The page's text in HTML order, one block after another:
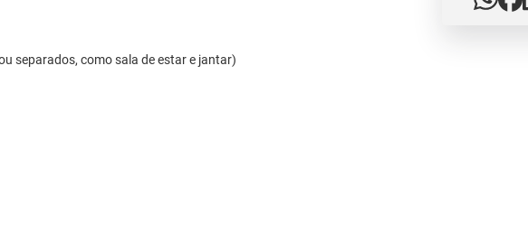
separados, como sala de estar e jantar)